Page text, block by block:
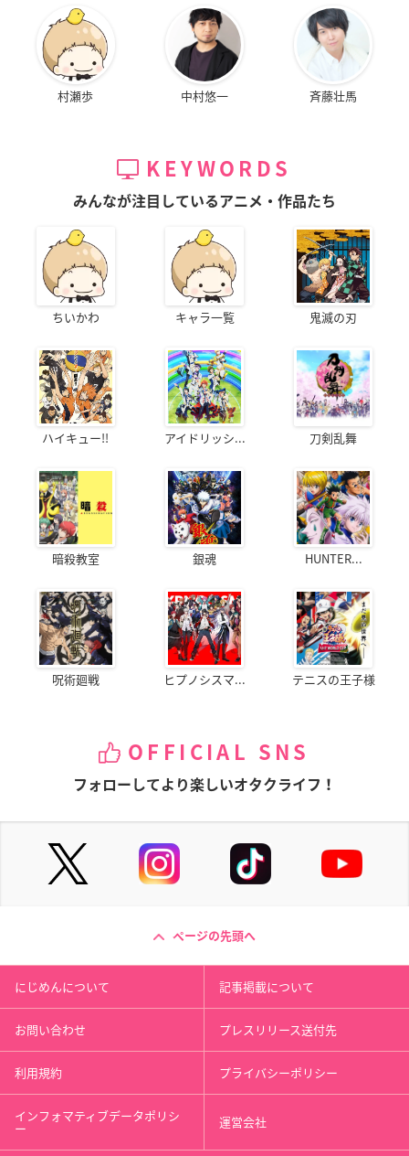
村瀬歩 中村悠一 斉藤壮馬
KEYWORDS
みんなが注目しているアニメ・作品たち
ちいかわ キャラ一覧 鬼滅の刃
ハイキュー!! アイドリッシ... 刀剣乱舞
暗殺教室 銀魂 HUNTER...
呪術廻戦 ヒプノシスマ... テニスの王子様
OFFICIAL SNS
フォローしてより楽しいオタクライフ！
ページの先頭へ
にじめんについて 記事掲載について
お問い合わせ プレスリリース送付先
利用規約 プライバシーポリシー
インフォマティブデータポリシ
ー 運営会社